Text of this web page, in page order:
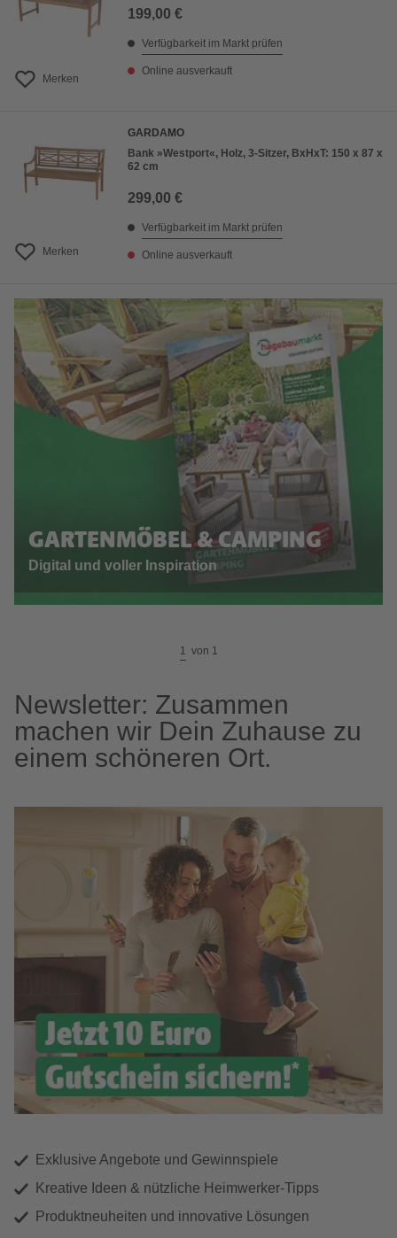
Merken
199,00 €
Verfügbarkeit im Markt prüfen
Online ausverkauft
Merken
GARDAMO
Bank »Westport«, Holz, 3-Sitzer, BxHxT: 150 x 87 x
62 cm
299,00 €
Verfügbarkeit im Markt prüfen
Online ausverkauft
GARTENMÖBEL & CAMPING
Digital und voller Inspiration
1 von 1
Newsletter: Zusammen
machen wir Dein Zuhause zu
einem schöneren Ort.
Exklusive Angebote und Gewinnspiele
Kreative Ideen & nützliche Heimwerker-Tipps
Produktneuheiten und innovative Lösungen